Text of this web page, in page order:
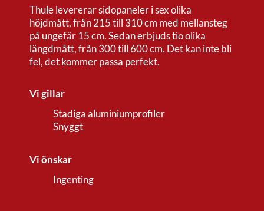
Thule levererar sidopaneler i sex olika
höjdmått, från 215 till 310 cm med mellansteg
på ungefär 15 cm. Sedan erbjuds tio olika
längdmått, från 300 till 600 cm. Det kan inte bli
fel, det kommer passa perfekt.
Vi gillar
Stadiga aluminiumprofiler
Snyggt
Vi önskar
Ingenting